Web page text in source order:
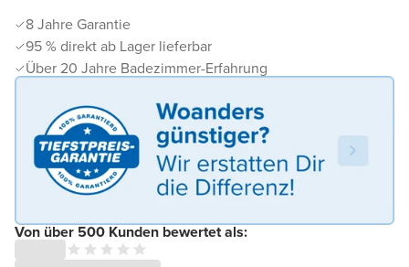
8 Jahre Garantie
95 % direkt ab Lager lieferbar
Über 20 Jahre Badezimmer-Erfahrung
Von über 500 Kunden bewertet als: